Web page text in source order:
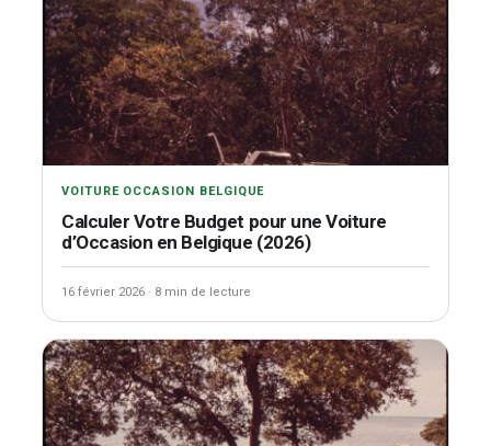
VOITURE OCCASION BELGIQUE
Calculer Votre Budget pour une Voiture
d’Occasion en Belgique (2026)
16 février 2026 · 8 min de lecture